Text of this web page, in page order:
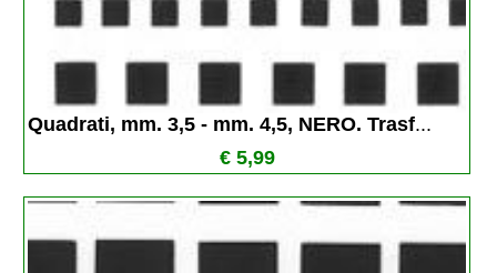
Quadrati, mm. 3,5 - mm. 4,5, NERO. Trasf...
€ 5,99